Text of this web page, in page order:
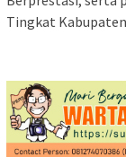
Tingkat